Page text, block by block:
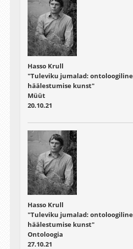
Hasso Krull
"Tuleviku jumalad: ontoloogiline
häälestumise kunst"
Müüt
20.10.21
Hasso Krull
"Tuleviku jumalad: ontoloogiline
häälestumise kunst"
Ontoloogia
27.10.21